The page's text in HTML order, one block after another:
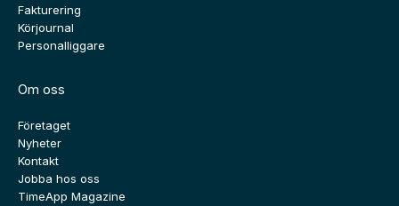
Fakturering
Körjournal
Personalliggare
Om oss
Företaget
Nyheter
Kontakt
Jobba hos oss
TimeApp Magazine